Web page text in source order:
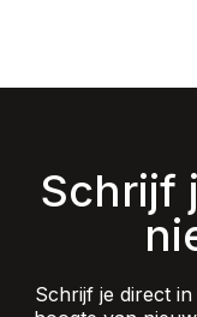
Schrijf
Schrijf je direct